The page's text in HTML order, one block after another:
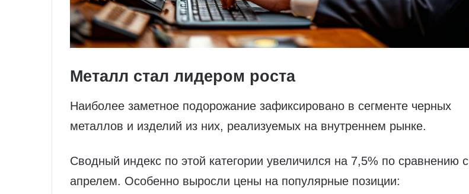
Металл стал лидером роста
Наиболее заметное подорожание зафиксировано в сегменте черных
металлов и изделий из них, реализуемых на внутреннем рынке.
Сводный индекс по этой категории увеличился на 7,5% по сравнению с
апрелем. Особенно выросли цены на популярные позиции: